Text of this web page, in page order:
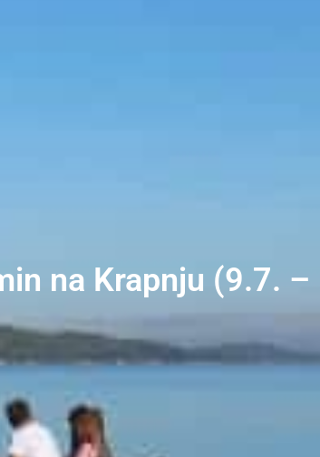
na Krapnju (9.7.